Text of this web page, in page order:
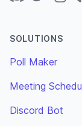
SOLUTIONS
Poll Maker
Meeting
Discord Bot